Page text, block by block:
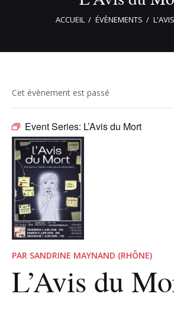
ACCUEIL ÉVÈNEMENTS
Cet évènement est passé
Event Series: L’Avis du Mort
PAR SANDRINE MAYNAND (RHÔNE)
L’Avis du